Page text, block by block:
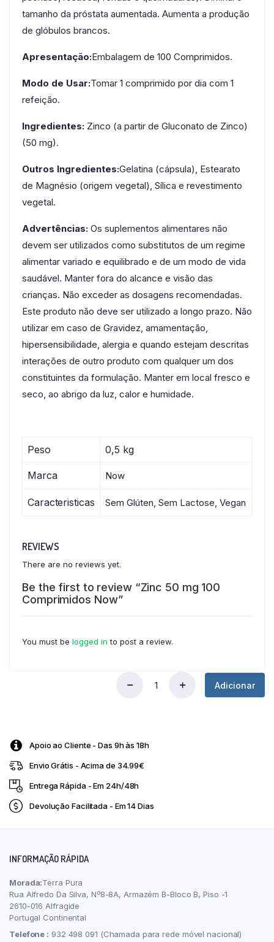
tamanho da próstata aumentada. Aumenta a produção
de glóbulos brancos.
Apresentação:Embalagem de 100 Comprimidos.
Modo de Usar:Tomar 1 comprimido por dia com 1
refeição.
Ingredientes: Zinco (a partir de Gluconato de Zinco)
(50 mg).
Outros Ingredientes:Gelatina (cápsula), Estearato
de Magnésio (origem vegetal), Sílica e revestimento
vegetal.
Advertências: Os suplementos alimentares não
devem ser utilizados como substitutos de um regime
alimentar variado e equilibrado e de um modo de vida
saudável. Manter fora do alcance e visão das
crianças. Não exceder as dosagens recomendadas.
Este produto não deve ser utilizado a longo prazo. Não
utilizar em caso de Gravidez, amamentação,
hipersensibilidade, alergia e quando estejam descritas
interações de outro produto com qualquer um dos
constituintes da formulação. Manter em local fresco e
seco, ao abrigo da luz, calor e humidade.
Peso 0,5 kg
Marca Now
Caracteristicas Sem Glúten, Sem Lactose, Vegan
REVIEWS
There are no reviews yet.
Be the first to review “Zinc 50 mg 100
Comprimidos Now”
You must be logged in to post a review.
Now
Adicionar
Apoio ao Cliente - Das 9h às 18h
Envio Grátis - Acima de 34.99€
Entrega Rápida - Em 24h/48h
Devolução Facilitada - Em 14 Dias
INFORMAÇÃO RÁPIDA
Morada:Terra Pura
Rua Alfredo Da Silva, Nº8-8A, Armazém B-Bloco B, Piso -1
2610-016 Alfragide
Portugal Continental
Telefone : 932 498 091 (Chamada para rede móvel nacional)